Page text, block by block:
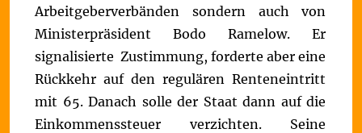
Arbeitgeberverbänden sondern auch von
Ministerpräsident Bodo Ramelow. Er
signalisierte Zustimmung, forderte aber eine
Rückkehr auf den regulären Renteneintritt
mit 65. Danach solle der Staat dann auf die
Einkommenssteuer verzichten.
Seine